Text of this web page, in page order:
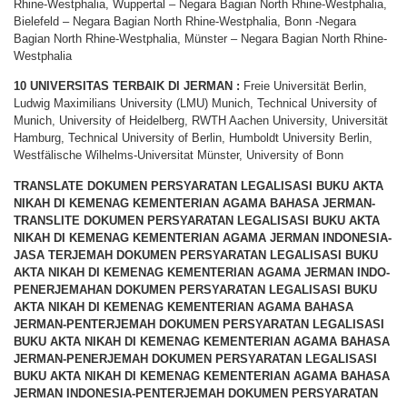
Rhine-Westphalia, Wuppertal – Negara Bagian North Rhine-Westphalia,
Bielefeld – Negara Bagian North Rhine-Westphalia, Bonn -Negara
Bagian North Rhine-Westphalia, Münster – Negara Bagian North Rhine-
Westphalia
10 UNIVERSITAS TERBAIK DI JERMAN : Freie Universität Berlin,
Ludwig Maximilians University (LMU) Munich, Technical University of
Munich, University of Heidelberg, RWTH Aachen University, Universität
Hamburg, Technical University of Berlin, Humboldt University Berlin,
Westfälische Wilhelms-Universitat Münster, University of Bonn
TRANSLATE DOKUMEN PERSYARATAN LEGALISASI BUKU AKTA
NIKAH DI KEMENAG KEMENTERIAN AGAMA BAHASA JERMAN-
TRANSLITE DOKUMEN PERSYARATAN LEGALISASI BUKU AKTA
NIKAH DI KEMENAG KEMENTERIAN AGAMA JERMAN INDONESIA-
JASA TERJEMAH DOKUMEN PERSYARATAN LEGALISASI BUKU
AKTA NIKAH DI KEMENAG KEMENTERIAN AGAMA JERMAN INDO-
PENERJEMAHAN DOKUMEN PERSYARATAN LEGALISASI BUKU
AKTA NIKAH DI KEMENAG KEMENTERIAN AGAMA BAHASA
JERMAN-PENTERJEMAH DOKUMEN PERSYARATAN LEGALISASI
BUKU AKTA NIKAH DI KEMENAG KEMENTERIAN AGAMA BAHASA
JERMAN-PENERJEMAH DOKUMEN PERSYARATAN LEGALISASI
BUKU AKTA NIKAH DI KEMENAG KEMENTERIAN AGAMA BAHASA
JERMAN INDONESIA-PENTERJEMAH DOKUMEN PERSYARATAN